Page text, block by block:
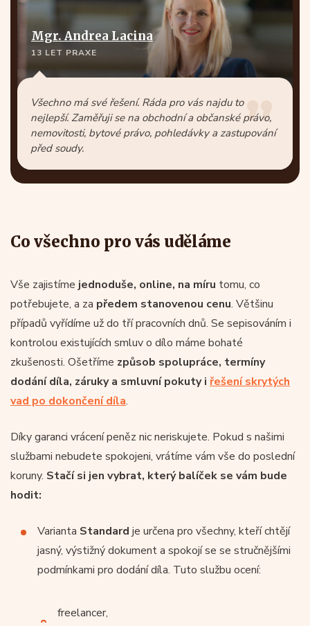
Mgr. Andrea Lacina
13 LET PRAXE
Všechno má své řešení. Ráda pro vás najdu to
nejlepší. Zaměřuji se na obchodní a občanské právo,
nemovitosti, bytové právo, pohledávky a zastupování
před soudy.
Co všechno pro vás uděláme
Vše zajistíme jednoduše, online, na míru tomu, co
potřebujete, a za předem stanovenou cenu. Většinu
případů vyřídíme už do tří pracovních dnů. Se sepisováním i
kontrolou existujících smluv o dílo máme bohaté
zkušenosti. Ošetříme způsob spolupráce, termíny
dodání díla, záruky a smluvní pokuty i řešení skrytých
vad po dokončení díla.
Díky garanci vrácení peněz nic neriskujete. Pokud s našimi
službami nebudete spokojeni, vrátíme vám vše do poslední
koruny. Stačí si jen vybrat, který balíček se vám bude
hodit:
Varianta Standard je určena pro všechny, kteří chtějí
jasný, výstižný dokument a spokojí se se stručnějšími
podmínkami pro dodání díla. Tuto službu ocení:
freelancer,